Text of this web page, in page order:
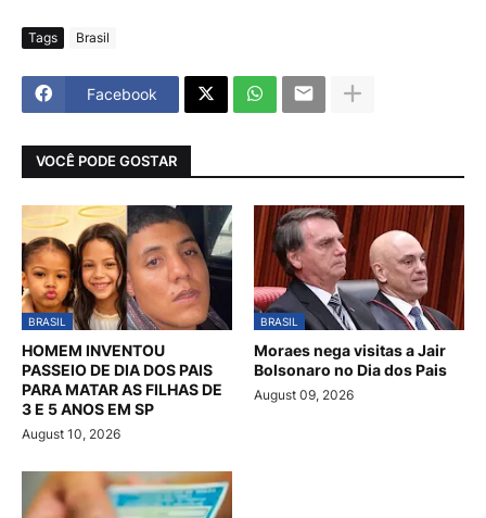
Tags Brasil
Facebook
VOCÊ PODE GOSTAR
BRASIL
HOMEM INVENTOU
PASSEIO DE DIA DOS PAIS
PARA MATAR AS FILHAS DE
3 E 5 ANOS EM SP
August 10, 2026
BRASIL
Moraes nega visitas a Jair
Bolsonaro no Dia dos Pais
August 09, 2026